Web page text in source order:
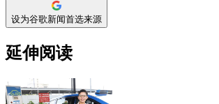
设为谷歌新闻首选来源
延伸阅读